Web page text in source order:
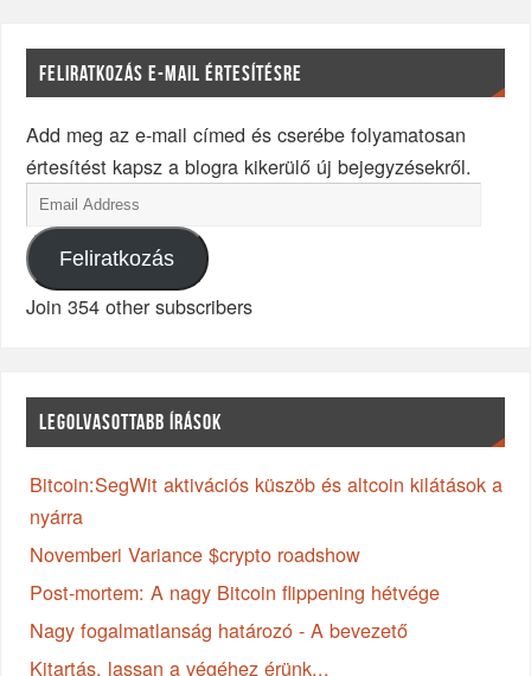
FELIRATKOZÁS E-MAIL ÉRTESÍTÉSRE
Add meg az e-mail címed és cserébe folyamatosan
értesítést kapsz a blogra kikerülő új bejegyzésekről.
Feliratkozás
Join 354 other subscribers
LEGOLVASOTTABB ÍRÁSOK
Bitcoin:SegWit aktivációs küszöb és altcoin kilátások a
nyárra
Novemberi Variance $crypto roadshow
Post-mortem: A nagy Bitcoin flippening hétvége
Nagy fogalmatlanság határozó - A bevezető
Kitartás, lassan a végéhez érünk...